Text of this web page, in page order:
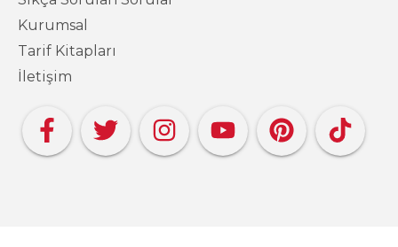
Kurumsal
Tarif Kitapları
İletişim